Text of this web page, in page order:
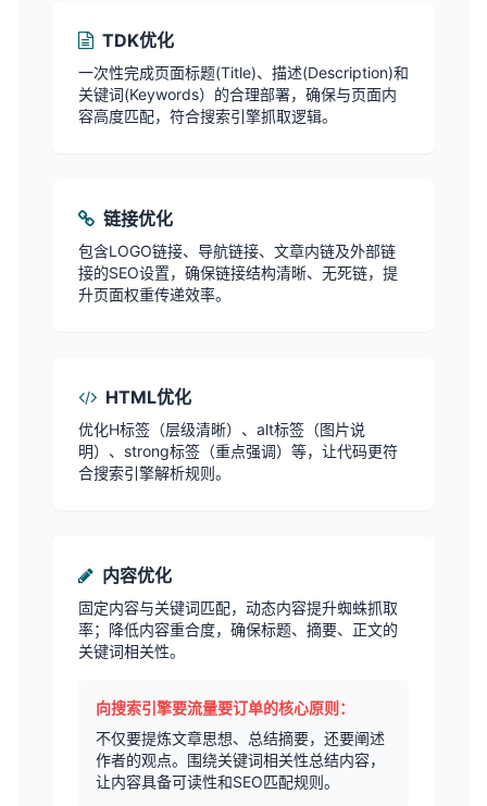
TDK优化
一次性完成页面标题(Title)、描述(Description)和
关键词(Keywords）的合理部署，确保与页面内
容高度匹配，符合搜索引擎抓取逻辑。
链接优化
包含LOGO链接、导航链接、文章内链及外部链
接的SEO设置，确保链接结构清晰、无死链，提
升页面权重传递效率。
HTML优化
优化H标签（层级清晰）、alt标签（图片说
明）、strong标签（重点强调）等，让代码更符
合搜索引擎解析规则。
内容优化
固定内容与关键词匹配，动态内容提升蜘蛛抓取
率；降低内容重合度，确保标题、摘要、正文的
关键词相关性。
向搜索引擎要流量要订单的核心原则：
不仅要提炼文章思想、总结摘要，还要阐述
作者的观点。围绕关键词相关性总结内容，
让内容具备可读性和SEO匹配规则。